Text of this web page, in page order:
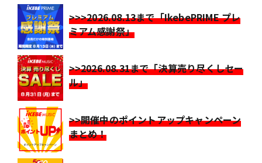
>>>2026.08.13まで「IkebePRIME プレ
ミアム感謝祭」
>>2026.08.31まで「決算売り尽くしセー
ル」
>>開催中のポイントアップキャンペーン
まとめ！